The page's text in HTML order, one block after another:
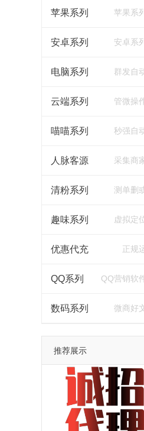
苹果系列 苹果系
安卓系列 安卓系
电脑系列 群发自
云端系列 管微操
喵喵系列 秒强自
人脉客源 采集商
清粉系列 测单删
趣味系列 虚拟定
优惠代充 正规
QQ系列 QQ营销软
数码系列 微商好
推荐展示